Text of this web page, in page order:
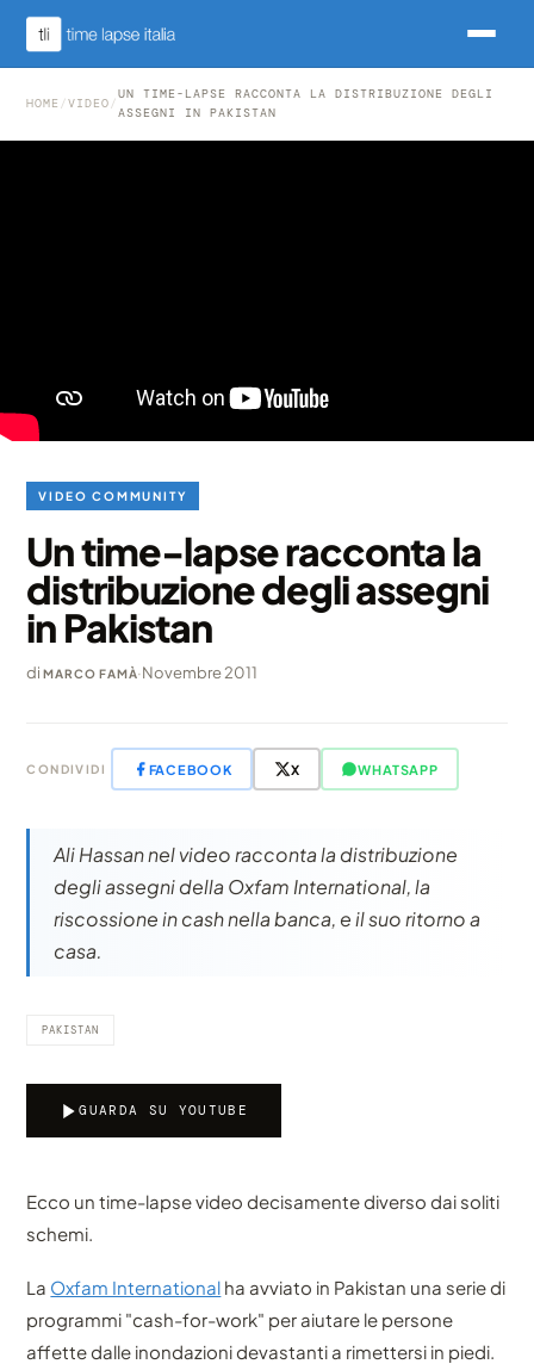
HOME /VIDEO /
UN TIME-LAPSE RACCONTA LA DISTRIBUZIONE DEGLI
ASSEGNI IN PAKISTAN
VIDEO COMMUNITY
Un time-lapse racconta la
distribuzione degli assegni
in Pakistan
diMARCO FAMÀ·Novembre 2011
CONDIVIDI FACEBOOK X WHATSAPP
Ali Hassan nel video racconta la distribuzione
degli assegni della Oxfam International, la
riscossione in cash nella banca, e il suo ritorno a
casa.
PAKISTAN
GUARDA SU YOUTUBE
Ecco un time-lapse video decisamente diverso dai soliti
schemi.
La Oxfam International ha avviato in Pakistan una serie di
programmi "cash-for-work" per aiutare le persone
affette dalle inondazioni devastanti a rimettersi in piedi.